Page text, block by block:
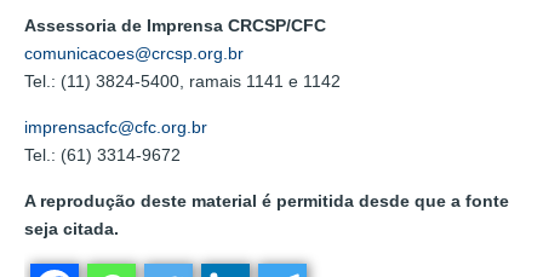
Assessoria de Imprensa CRCSP/CFC
comunicacoes@crcsp.org.br
Tel.: (11) 3824-5400, ramais 1141 e 1142
imprensacfc@cfc.org.br
Tel.: (61) 3314-9672
A reprodução deste material é permitida desde que a fonte
seja citada.